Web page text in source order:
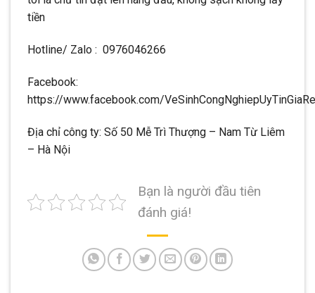
tiền
Hotline/ Zalo : 0976046266
Facebook:
https://www.facebook.com/
Địa chỉ công ty: Số 50 Mễ Trì Thượng – Nam Từ Liêm
– Hà Nội
Bạn là người đầu tiên
đánh giá!